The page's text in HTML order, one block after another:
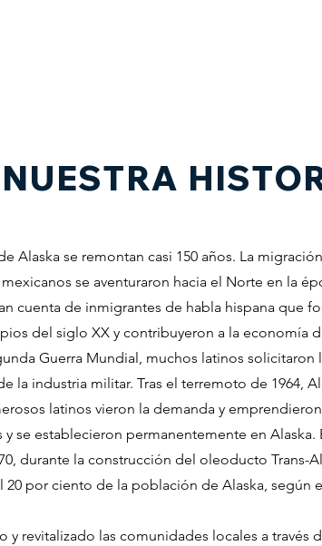
NUESTRA
Alaska se remontan casi 150 años. La
se aventuraron hacia el Norte en la
cuenta de inmigrantes de habla hispana que
del siglo XX y contribuyeron a la economía
Guerra Mundial, muchos latinos
la industria militar. Tras el terremoto de 1964,
latinos vieron la demanda y
y se establecieron permanentemente en
durante la construcción del oleoducto Trans-
20 por ciento de la población de Alaska, según
y revitalizado las comunidades locales a través